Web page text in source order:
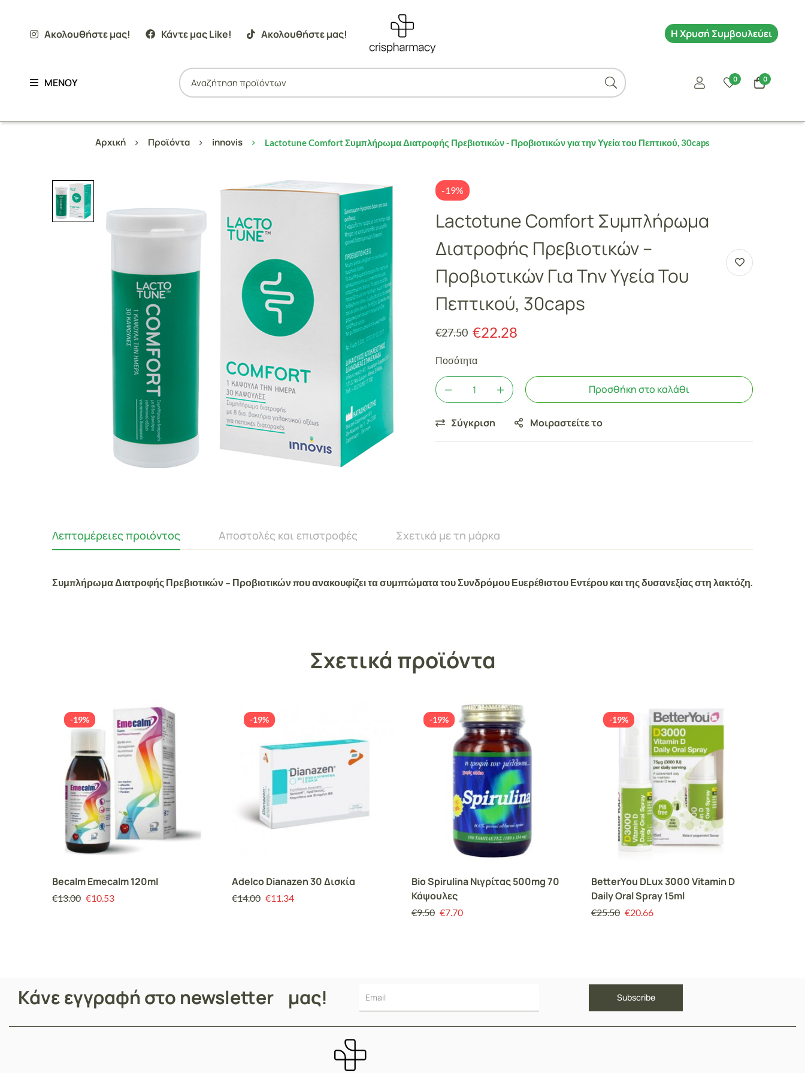
ΜΕΝΟΥ 0 0
Ακολουθήστε μας! Κάντε μας Like! Ακολουθήστε μας! Η Χρυσή Συμβουλεύει
Αρχική Προϊόντα innovis Lactotune Comfort Συμπλήρωμα Διατροφής Πρεβιοτικών - Προβιοτικών για την Υγεία του Πεπτικού, 30caps
-19%
Lactotune Comfort Συμπλήρωμα
Διατροφής Πρεβιοτικών –
Προβιοτικών Για Την Υγεία Του
Πεπτικού, 30caps
€27.50 €22.28
Ποσότητα
Προσθήκη στο καλάθι
Σύγκριση Μοιραστείτε το
Λεπτομέρειες προιόντος Αποστολές και επιστροφές Σχετικά με τη μάρκα
Συμπλήρωμα Διατροφής Πρεβιοτικών – Προβιοτικών που ανακουφίζει τα συμπτώματα του Συνδρόμου Ευερέθιστου Εντέρου και της δυσανεξίας στη λακτόζη.
Σχετικά προϊόντα
-19%
Becalm Emecalm 120ml
€13.00 €10.53
-19%
Adelco Dianazen 30 Δισκία
€14.00 €11.34
-19%
Bio Spirulina Νιγρίτας 500mg 70
Κάψουλες
€9.50 €7.70
-19%
BetterYou DLux 3000 Vitamin D
Daily Oral Spray 15ml
€25.50 €20.66
Κάνε εγγραφή στο newsletter μας!